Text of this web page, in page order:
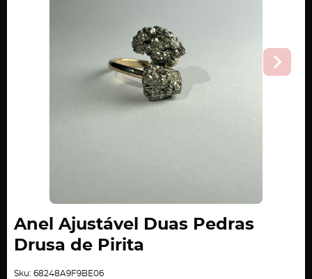
Anel Ajustável Duas Pedras
Drusa de Pirita
Sku: 68248A9F9BE06